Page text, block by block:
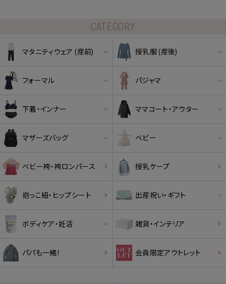
CATEGORY
マタニティウェア (産前) 授乳服 (産後)
フォーマル パジャマ
下着・インナー ママコート・アウター
マザーズバッグ ベビー
ベビー袴・袴ロンパース 授乳ケープ
抱っこ紐・ヒップシート 出産祝い・ギフト
ボディケア・妊活 雑貨・インテリア
パパも一緒！ 会員限定アウトレット